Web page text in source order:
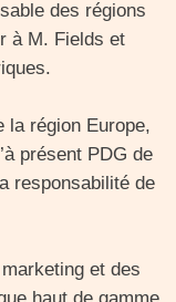
des régions
à M. Fields et
la région Europe,
présent PDG de
responsabilité de
et des